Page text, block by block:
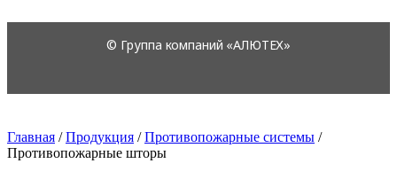
Главная /Продукция /Противопожарные системы /
Противопожарные шторы